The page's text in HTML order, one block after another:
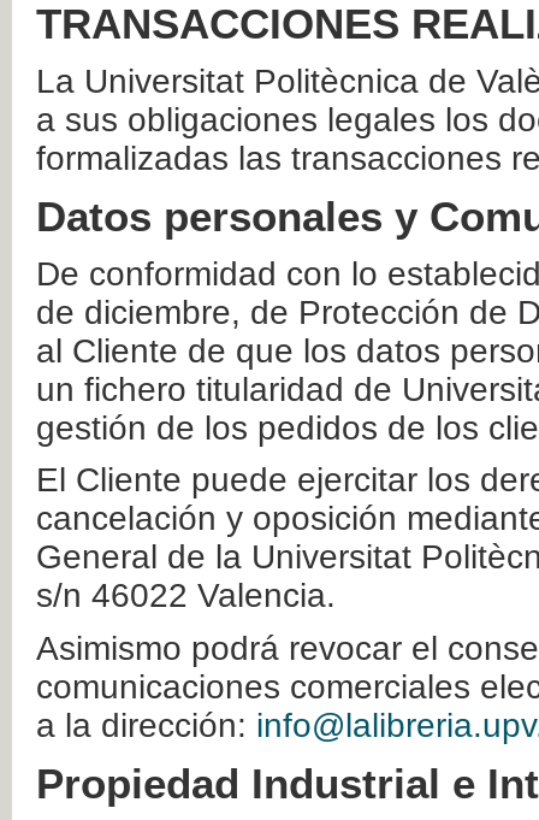
TRANSACCIONES
La Universitat Politècnica de
a sus obligaciones legales los
formalizadas las transacciones
Datos personales y
De conformidad con lo
de diciembre, de Protección de
al Cliente de que los datos
un fichero titularidad de
gestión de los pedidos de los
El Cliente puede ejercitar los
cancelación y oposición
General de la Universitat
s/n 46022 Valencia.
Asimismo podrá revocar el
comunicaciones comerciales
a la dirección:
Propiedad Industrial e